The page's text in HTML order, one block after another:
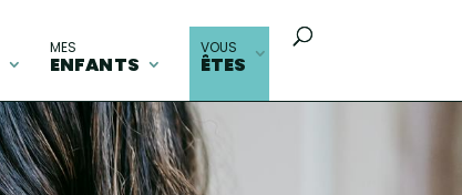
MES
ENFANTS
VOUS
ÊTES